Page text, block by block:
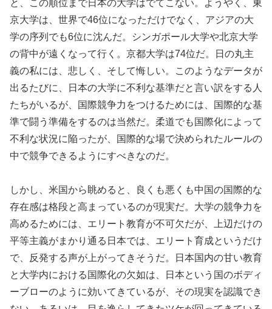
と、この順位まで日本の大学はでてこない。ようやく、東
京大学は、世界で46位になっただけでなく、アジアの大
学の序列でも6位に沈んだ。シンガポール大学や北京大学
の背中が遠くなって行く。京都大学は74位だ。日の丸主
義の私には、悲しく、そして悔しい。このようなデータが
出るたびに、日本の大学に不利な基準だと言い訳をする人
たちがいるが、国際競争力をつけるためには、国際的な基
準で闘う準備をするのは当然だ。柔道でも国際化によって
不利な状況に陥ったが、国際的な場で決められたルールの
中で競争できるようにすべきなのだ。
しかし、米国から眺めると、良くも悪くも中国の国際的な
存在感は格段と高まっているのが現実だ。大学の競争力を
高めるためには、エリート教育が不可欠だが、上辺だけの
平等主義がまかり通る日本では、エリート育成というだけ
で、反発する声が上がってきそうだ。日本国内の甘い教育
と大学内における国際化の欠如は、日本という国のボディ
ーブローのように効いてきているが、その現実を認識でき